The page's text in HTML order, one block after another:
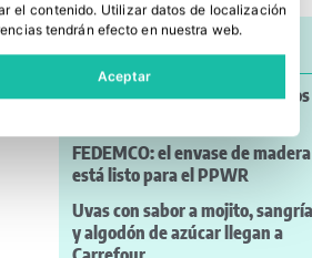
Noticias a mi Manera:
FEDEMCO: el envase de madera
está listo para el PPWR
Uvas con sabor a mojito, sangría
y algodón de azúcar llegan a
el contenido. Utilizar datos de localización
tendrán efecto en nuestra web.
Aceptar